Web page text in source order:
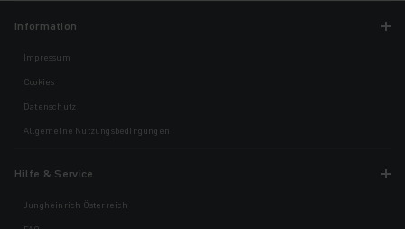
Information
Impressum
Cookies
Datenschutz
Allgemeine Nutzungsbedingungen
Hilfe & Service
Jungheinrich Österreich